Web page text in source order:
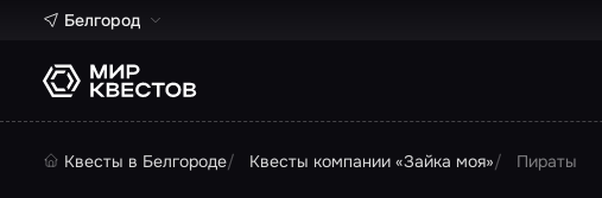
Белгород
Квесты в Белгороде Квесты компании «Зайка моя» Пираты